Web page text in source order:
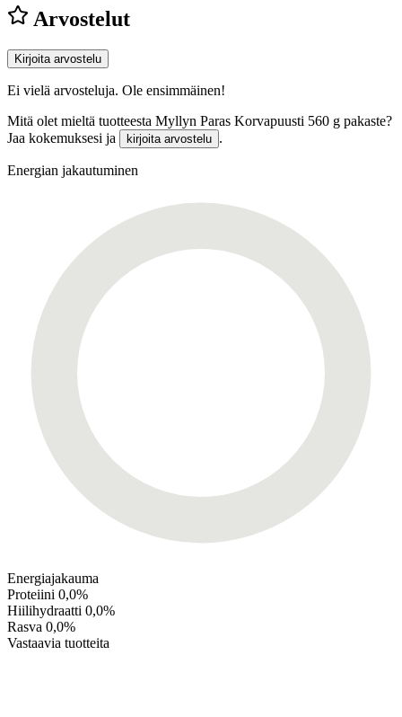
Arvostelut
Kirjoita arvostelu
Ei vielä arvosteluja. Ole ensimmäinen!
Mitä olet mieltä tuotteesta Myllyn Paras Korvapuusti 560 g pakaste?
Jaa kokemuksesi ja
kirjoita arvostelu .
Energian jakautuminen
Energiajakauma
Proteiini 0,0%
Hiilihydraatti 0,0%
Rasva 0,0%
Vastaavia tuotteita